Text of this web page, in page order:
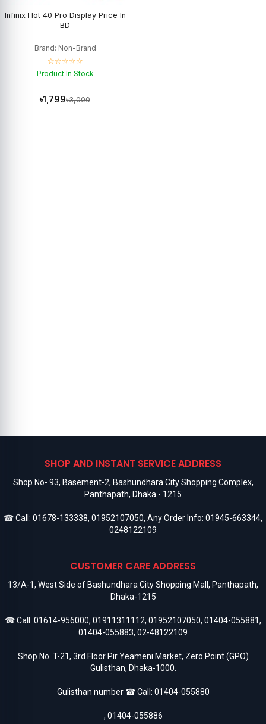
Infinix Hot 40 Pro Display Price In
BD
Brand: Non-Brand
☆☆☆☆☆
Product In Stock
৳1,799৳3,000
SHOP AND INSTANT SERVICE ADDRESS
Shop No- 93, Basement-2, Bashundhara City Shopping Complex,
Panthapath, Dhaka - 1215
☎ Call: 01678-133338, 01952107050, Any Order Info: 01945-663344,
0248122109
CUSTOMER CARE ADDRESS
13/A-1, West Side of Bashundhara City Shopping Mall, Panthapath,
Dhaka-1215
☎ Call: 01614-956000, 01911311112, 01952107050, 01404-055881,
01404-055883, 02-48122109
Shop No. T-21, 3rd Floor Pir Yeameni Market, Zero Point (GPO)
Gulisthan, Dhaka-1000.
Gulisthan number ☎ Call: 01404-055880
, 01404-055886